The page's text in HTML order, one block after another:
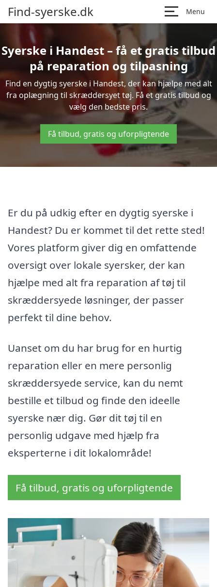
Find-syerske.dk Menu
Syerske i Handest – få et gratis tilbud
på reparation og tilpasning
Find en dygtig syerske i Handest, der kan hjælpe med alt
fra oplægning til skræddersyet tøj. Få et gratis tilbud og
vælg den bedste pris.
Få tilbud, gratis og uforpligtende
Er du på udkig efter en dygtig syerske i
Handest? Du er kommet til det rette sted!
Vores platform giver dig en omfattende
oversigt over lokale syersker, der kan
hjælpe med alt fra reparation af tøj til
skræddersyede løsninger, der passer
perfekt til dine behov.
Uanset om du har brug for en hurtig
reparation eller en mere personlig
skræddersyede service, kan du nemt
bestille et tilbud og finde den ideelle
syerske nær dig. Gør dit tøj til en
personlig udgave med hjælp fra
eksperterne i dit lokalområde!
Få tilbud, gratis og uforpligtende